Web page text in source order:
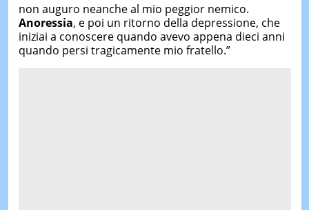
non auguro neanche al mio peggior nemico.
Anoressia, e poi un ritorno della depressione, che
iniziai a conoscere quando avevo appena dieci anni
quando persi tragicamente mio fratello.”